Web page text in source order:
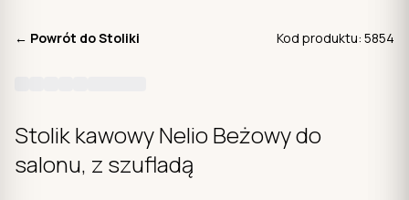
← Powrót doStoliki Kod produktu: 5854
Stolik kawowy Nelio Beżowy do
salonu, z szufladą